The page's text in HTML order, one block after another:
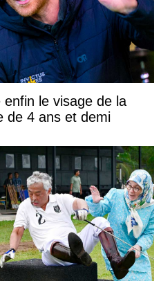
le visage de la
de 4 ans et demi